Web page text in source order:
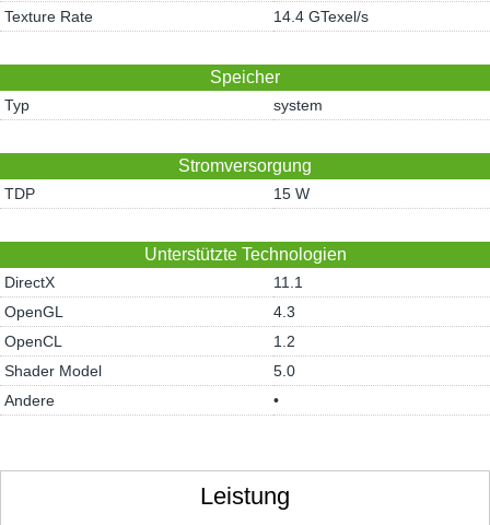
Texture Rate
14.4 GTexel/s
Speicher
Typ system
Stromversorgung
TDP 15 W
Unterstützte Technologien
DirectX
11.1
OpenGL
4.3
OpenCL
1.2
Shader Model
5.0
Andere
•
Leistung